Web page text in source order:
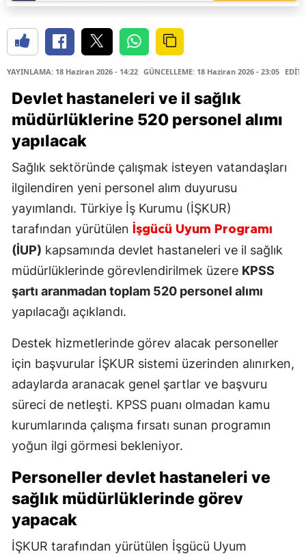
YAYINLAMA: 18 Haziran 2026 - 14:22 GÜNCELLEME: 18 Haziran 2026 - 23:05
Devlet hastaneleri ve il sağlık
müdürlüklerine 520 personel alımı
yapılacak
Sağlık sektöründe çalışmak isteyen vatandaşları
ilgilendiren yeni personel alım duyurusu
yayımlandı. Türkiye İş Kurumu (İŞKUR)
tarafından yürütülen
İşgücü Uyum Programı
(İUP) kapsamında devlet hastaneleri ve il sağlık
müdürlüklerinde görevlendirilmek üzere KPSS
şartı aranmadan toplam 520 personel alımı
yapılacağı açıklandı.
Destek hizmetlerinde görev alacak personeller
için başvurular İŞKUR sistemi üzerinden alınırken,
adaylarda aranacak genel şartlar ve başvuru
süreci de netleşti. KPSS puanı olmadan kamu
kurumlarında çalışma fırsatı sunan programın
yoğun ilgi görmesi bekleniyor.
Personeller devlet hastaneleri ve
sağlık müdürlüklerinde görev
yapacak
İŞKUR tarafından yürütülen İşgücü Uyum